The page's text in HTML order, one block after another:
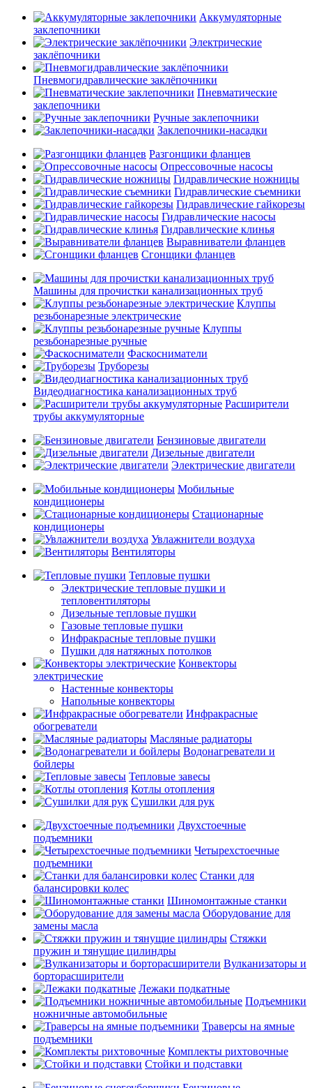
Аккумуляторные
заклепочники
Электрические
заклёпочники
Пневмогидравлические заклёпочники
Пневматические
заклепочники
Ручные заклепочники
Заклепочники-насадки
Разгонщики фланцев
Опрессовочные насосы
Гидравлические ножницы
Гидравлические съемники
Гидравлические гайкорезы
Гидравлические насосы
Гидравлические клинья
Выравниватели фланцев
Сгонщики фланцев
Машины для прочистки канализационных труб
Клуппы
резьбонарезные электрические
Клуппы
резьбонарезные ручные
Фаскосниматели
Труборезы
Видеодиагностика канализационных труб
Расширители
трубы аккумуляторные
Бензиновые двигатели
Дизельные двигатели
Электрические двигатели
Мобильные
кондиционеры
Стационарные
кондиционеры
Увлажнители воздуха
Вентиляторы
Тепловые пушки
Электрические тепловые пушки и
тепловентиляторы
Дизельные тепловые пушки
Газовые тепловые пушки
Инфракрасные тепловые пушки
Пушки для натяжных потолков
Конвекторы
электрические
Настенные конвекторы
Напольные конвекторы
Инфракрасные
обогреватели
Масляные радиаторы
Водонагреватели и
бойлеры
Тепловые завесы
Котлы отопления
Сушилки для рук
Двухстоечные
подъемники
Четырехстоечные
подъемники
Станки для
балансировки колес
Шиномонтажные станки
Оборудование для
замены масла
Стяжки
пружин и тянущие цилиндры
Вулканизаторы и
борторасширители
Лежаки подкатные
Подъемники
ножничные автомобильные
Траверсы на ямные
подъемники
Комплекты рихтовочные
Стойки и подставки